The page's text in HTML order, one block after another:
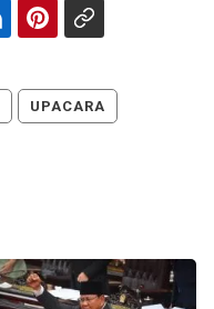
UPACARA